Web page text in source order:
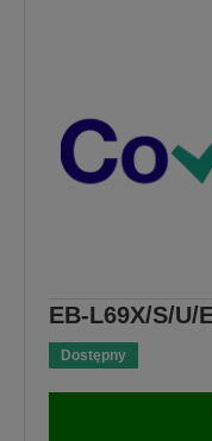
EB-L69X/S/U/
Dostępny